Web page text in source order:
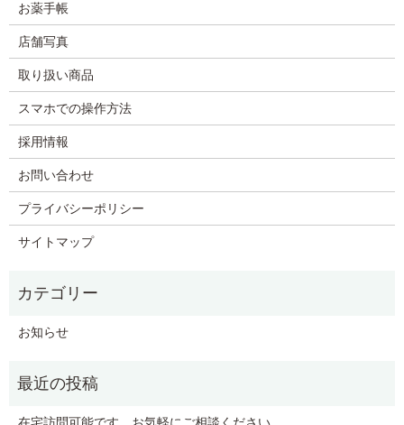
お薬手帳
店舗写真
取り扱い商品
スマホでの操作方法
採用情報
お問い合わせ
プライバシーポリシー
サイトマップ
お知らせ